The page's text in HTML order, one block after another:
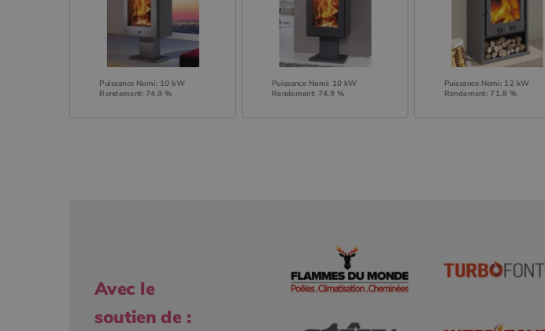
Puissance Nomi: 10 kW
Rendement: 74.9 %
Puissance Nomi: 10 kW
Rendement: 74.9 %
Puissance Nomi: 12 kW
Rendement: 71.8 %
Avec le
soutien de :